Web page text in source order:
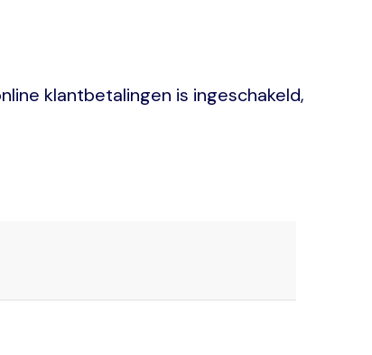
klantbetalingen is ingeschakeld,